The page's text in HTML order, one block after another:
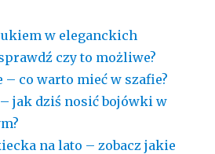
w eleganckich
czy to możliwe?
co warto mieć w szafie?
jak dziś nosić bojówki w
na lato – zobacz jakie